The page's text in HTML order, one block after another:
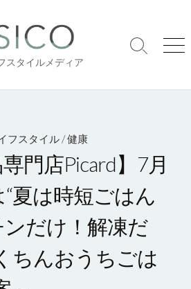
スタイルメディア
検
り
メ
ー
フスタイル /健康
専門店Picard】7月
夏は時短ごはん
ンだけ！解凍だ
ちんおうちごは